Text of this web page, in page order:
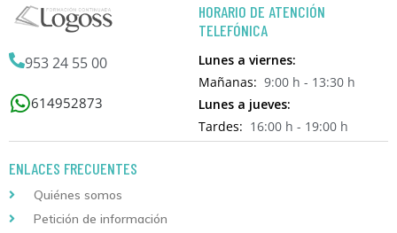
953 24 55 00
614952873
HORARIO DE ATENCIÓN
TELEFÓNICA
Lunes a viernes:
Mañanas: 9:00 h - 13:30 h
Lunes a jueves:
Tardes: 16:00 h - 19:00 h
ENLACES FRECUENTES
Quiénes somos
Petición de información